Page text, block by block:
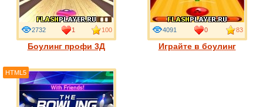
Боулинг профи 3Д
2732 1 100
Играйте в боулинг
4091 0 83
HTML5